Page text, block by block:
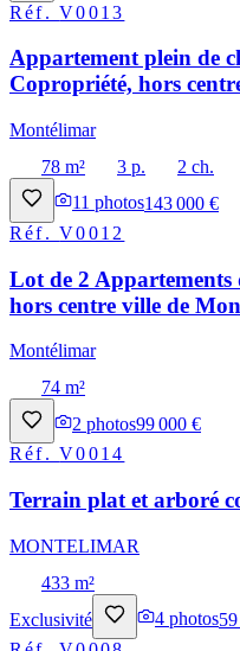
Réf.V0013
Appartement plein de
Copropriété, hors
Montélimar
78 m²
3 p.
2 ch.
11 photos143 000 €
Réf.V0012
Lot de 2 Appartements
hors centre ville de
Montélimar
74 m²
2 photos99 000 €
Réf.V0014
Terrain plat et arboré
MONTELIMAR
433 m²
Exclusivité
4 photos